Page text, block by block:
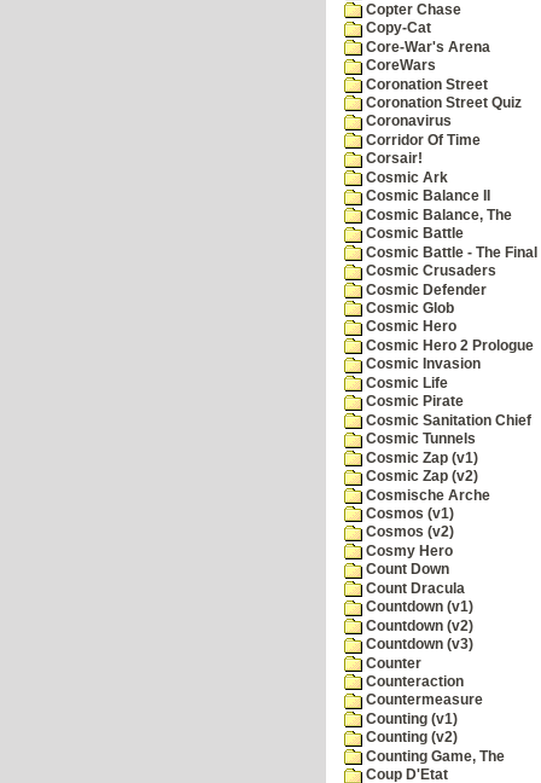
Copter Chase
Copy-Cat
Core-War's Arena
CoreWars
Coronation Street
Coronation Street Quiz
Coronavirus
Corridor Of Time
Corsair!
Cosmic Ark
Cosmic Balance II
Cosmic Balance, The
Cosmic Battle
Cosmic Battle - The
Cosmic Crusaders
Cosmic Defender
Cosmic Glob
Cosmic Hero
Cosmic Hero 2 Prologue
Cosmic Invasion
Cosmic Life
Cosmic Pirate
Cosmic Sanitation Chief
Cosmic Tunnels
Cosmic Zap (v1)
Cosmic Zap (v2)
Cosmische Arche
Cosmos (v1)
Cosmos (v2)
Cosmy Hero
Count Down
Count Dracula
Countdown (v1)
Countdown (v2)
Countdown (v3)
Counter
Counteraction
Countermeasure
Counting (v1)
Counting (v2)
Counting Game, The
Coup D'Etat